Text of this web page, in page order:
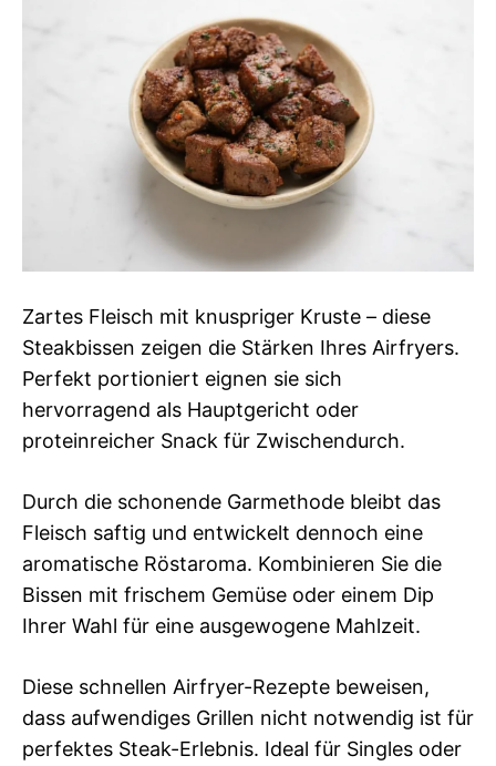
Zartes Fleisch mit knuspriger Kruste – diese
Steakbissen zeigen die Stärken Ihres Airfryers.
Perfekt portioniert eignen sie sich
hervorragend als Hauptgericht oder
proteinreicher Snack für Zwischendurch.
Durch die schonende Garmethode bleibt das
Fleisch saftig und entwickelt dennoch eine
aromatische Röstaroma. Kombinieren Sie die
Bissen mit frischem Gemüse oder einem Dip
Ihrer Wahl für eine ausgewogene Mahlzeit.
Diese schnellen Airfryer-Rezepte beweisen,
dass aufwendiges Grillen nicht notwendig ist für
perfektes Steak-Erlebnis. Ideal für Singles oder